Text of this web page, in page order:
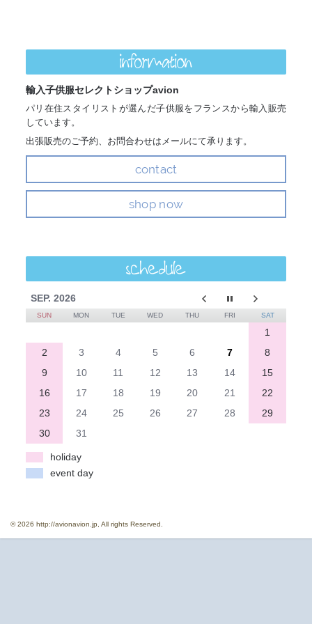
information
輸入子供服セレクトショップavion
パリ在住スタイリストが選んだ子供服をフランスから輸入販売
しています。
出張販売のご予約、お問合わせはメールにて承ります。
contact
shop now
schedule
SEP. 2026
SUN MON TUE WED THU FRI SAT
1
2
3 4 5 6 7
8
9
10 11 12 13 14
15
16
17 18 19 20 21
22
23
24 25 26 27 28
29
30
31
holiday
event day
© 2026 http://avionavion.jp, All rights Reserved.